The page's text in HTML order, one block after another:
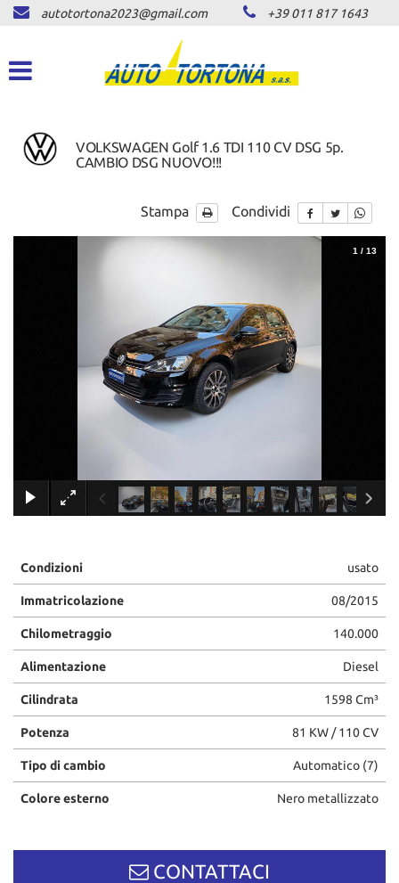
HOME
LISTA VEICOLI
ACQUISTIAMO USATO
CONTATTI
AREA COMMERCIANTI
autotortona2023@gmail.com +39 011 817 1643
VOLKSWAGEN Golf 1.6 TDI 110 CV DSG 5p.
CAMBIO DSG NUOVO!!!
Stampa Condividi
×
1 / 13
Condizioni usato
Immatricolazione 08/2015
Chilometraggio 140.000
Alimentazione Diesel
Cilindrata 1598 Cm³
Potenza 81 KW / 110 CV
Tipo di cambio Automatico (7)
Colore esterno Nero metallizzato
CONTATTACI
preferenze
di
Il
seguente
tecnologie
le
le
attività
di
seguito
descritte.
Per
ottenere
informazioni
sull'utilità
sul
funzionamento
di
di